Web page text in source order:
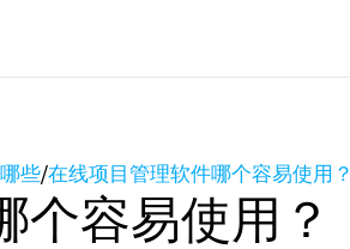
些/在线项目管理软件哪个容易使用？
个容易使用？